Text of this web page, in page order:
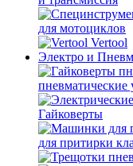
для мотоциклов
Vertool
Электро и
пневматические
Гайковерты
для притирки